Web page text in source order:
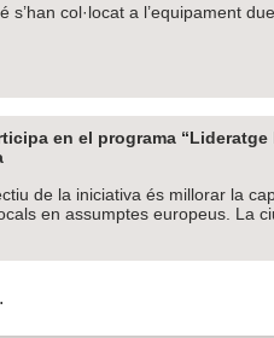
s’han col·locat a l’equipament
en el programa
de la iniciativa és millorar la
en assumptes europeus. La